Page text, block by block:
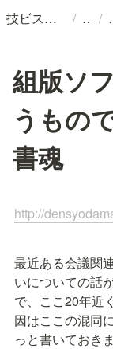
技ビスのメモ / /
組版ソ
うもの
書魂
http://
最近ある会議関
いについての話
で、ここ20年近
因はここの混同
っと書いておきま